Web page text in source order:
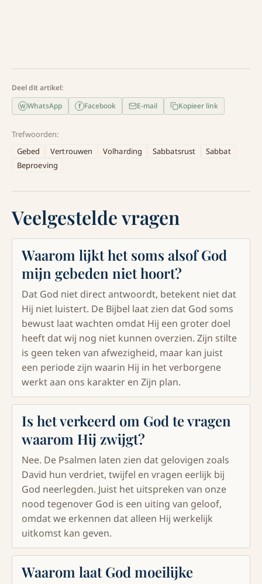
Deel dit artikel:
W WhatsApp f Facebook E-mail Kopieer link
Trefwoorden:
Gebed
Vertrouwen Volharding Sabbatsrust
Sabbat
Beproeving
Veelgestelde vragen
Waarom lijkt het soms alsof God
mijn gebeden niet hoort?
Dat God niet direct antwoordt, betekent niet dat
Hij niet luistert. De Bijbel laat zien dat God soms
bewust laat wachten omdat Hij een groter doel
heeft dat wij nog niet kunnen overzien. Zijn stilte
is geen teken van afwezigheid, maar kan juist
een periode zijn waarin Hij in het verborgene
werkt aan ons karakter en Zijn plan.
Is het verkeerd om God te vragen
waarom Hij zwijgt?
Nee. De Psalmen laten zien dat gelovigen zoals
David hun verdriet, twijfel en vragen eerlijk bij
God neerlegden. Juist het uitspreken van onze
nood tegenover God is een uiting van geloof,
omdat we erkennen dat alleen Hij werkelijk
uitkomst kan geven.
Waarom laat God moeilijke